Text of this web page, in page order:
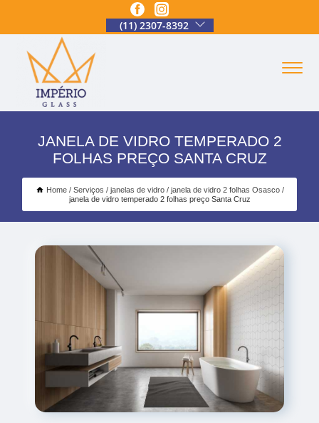
(11) 2307-8392
JANELA DE VIDRO TEMPERADO 2
FOLHAS PREÇO SANTA CRUZ
Home Serviços janelas de vidro
janela de vidro 2 folhas Osasco
janela de vidro temperado 2 folhas preço Santa Cruz